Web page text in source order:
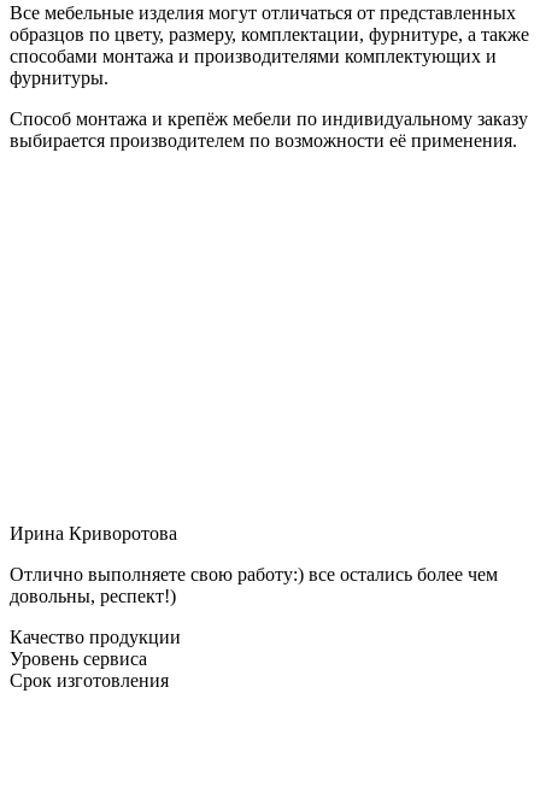
Все мебельные изделия могут отличаться от представленных
образцов по цвету, размеру, комплектации, фурнитуре, а также
способами монтажа и производителями комплектующих и
фурнитуры.
Способ монтажа и крепёж мебели по индивидуальному заказу
выбирается производителем по возможности её применения.
Ирина Криворотова
Отлично выполняете свою работу:) все остались более чем
довольны, респект!)
Качество продукции
Уровень сервиса
Срок изготовления